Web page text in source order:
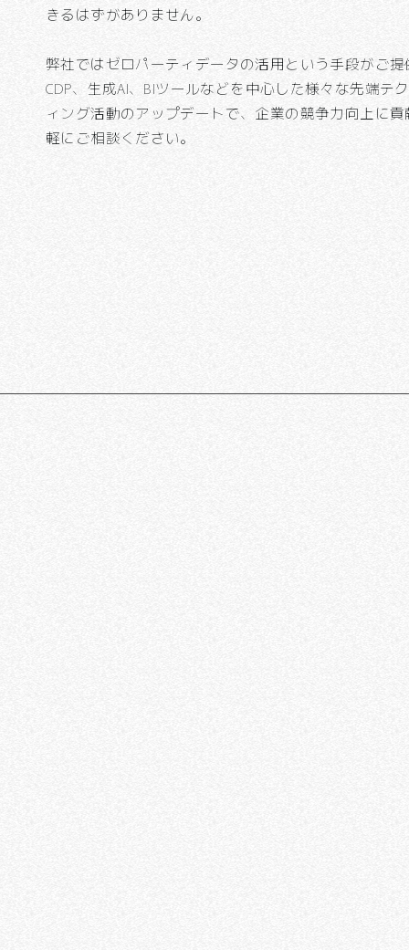
きるはずがありません。
弊社ではゼロパーティデータの活用という手段がご
CDP、生成AI、BIツールなどを中心した様々な先端テ
ィング活動のアップデートで、企業の競争力向上に
軽にご相談ください。